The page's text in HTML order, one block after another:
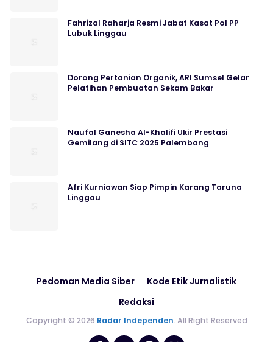
Fahrizal Raharja Resmi Jabat Kasat Pol PP
Lubuk Linggau
Dorong Pertanian Organik, ARI Sumsel Gelar
Pelatihan Pembuatan Sekam Bakar
Naufal Ganesha Al-Khalifi Ukir Prestasi
Gemilang di SITC 2025 Palembang
Afri Kurniawan Siap Pimpin Karang Taruna
Linggau
Pedoman Media Siber
Kode Etik Jurnalistik
Redaksi
Copyright © 2026 Radar Independen. All Right Reserved